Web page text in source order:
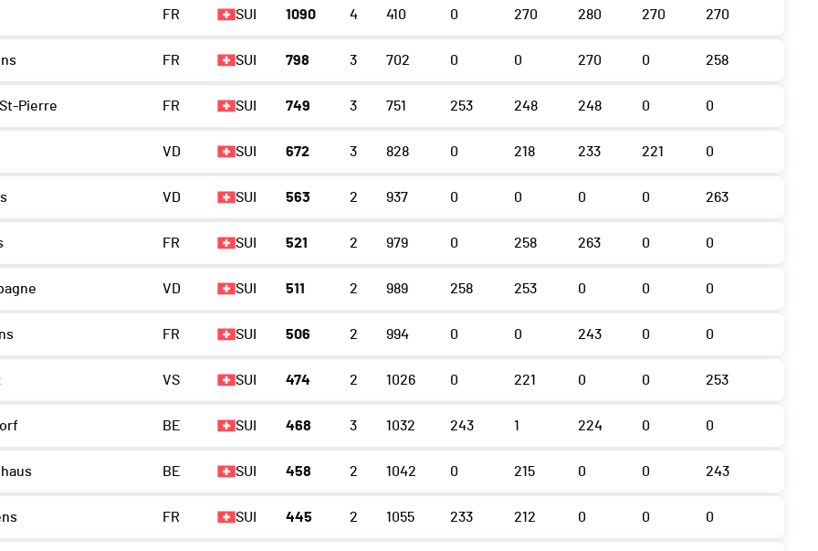
FR SUI 1090 4 410 0 270 280 270 270
FR SUI 798 3 702 0 0 270 0 258
Pierre FR SUI 749 3 751 253 248 248 0 0
VD SUI 672 3 828 0 218 233 221 0
VD SUI 563 2 937 0 0 0 0 263
FR SUI 521 2 979 0 258 263 0 0
VD SUI 511 2 989 258 253 0 0 0
FR SUI 506 2 994 0 0 243 0 0
VS SUI 474 2 1026 0 221 0 0 253
BE SUI 468 3 1032 243 1 224 0 0
BE SUI 458 2 1042 0 215 0 0 243
FR SUI 445 2 1055 233 212 0 0 0